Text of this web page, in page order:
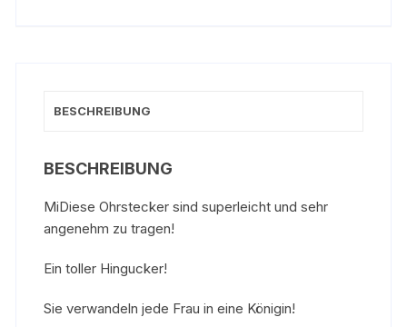
BESCHREIBUNG
BESCHREIBUNG
MiDiese Ohrstecker sind superleicht und sehr
angenehm zu tragen!
Ein toller Hingucker!
Sie verwandeln jede Frau in eine Königin!